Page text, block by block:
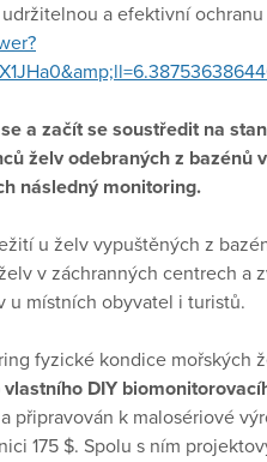
a efektivní
a začít se soustředit na
želv odebraných z bazénů
následný monitoring.
u želv vypuštěných z
v záchranných centrech a
u místních obyvatel i turistů.
fyzické kondice mořských
DIY
připravován k malosériové
175 $. Spolu s ním